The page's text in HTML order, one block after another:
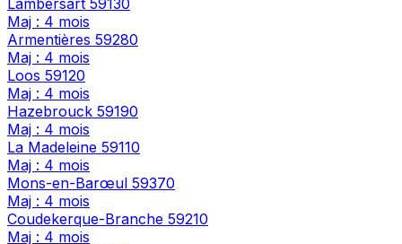
Maj : 4 mois
Armentières 59280
Maj : 4 mois
Loos 59120
Maj : 4 mois
Hazebrouck 59190
Maj : 4 mois
La Madeleine 59110
Maj : 4 mois
Mons-en-Barœul 59370
Maj : 4 mois
Coudekerque-Branche 59210
Maj : 4 mois